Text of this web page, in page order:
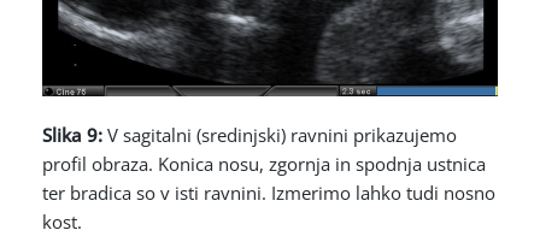
Slika 9: V sagitalni (sredinjski) ravnini prikazujemo
profil obraza. Konica nosu, zgornja in spodnja ustnica
ter bradica so v isti ravnini. Izmerimo lahko tudi nosno
kost.